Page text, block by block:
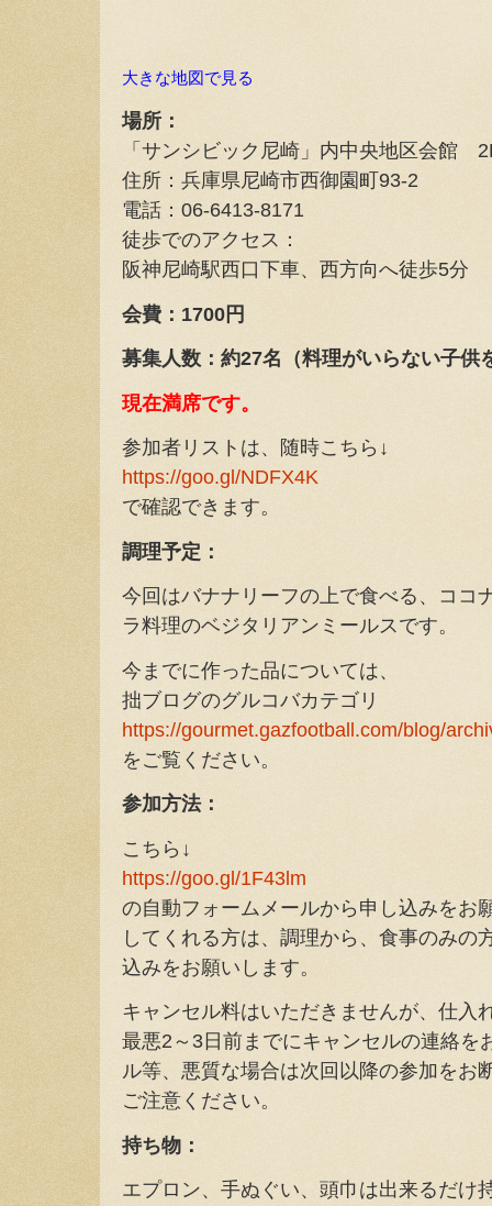
大きな地図で見る
場所：
「サンシビック尼崎」内中央地区会館
住所：兵庫県尼崎市西御園町93-2
電話：06-6413-8171
徒歩でのアクセス：
阪神尼崎駅西口下車、西方向へ徒歩5分
会費：1700円
募集人数：約27名（料理がいらない子供
現在満席です。
参加者リストは、随時こちら↓
https://goo.gl/NDFX4K
で確認できます。
調理予定：
今回はバナナリーフの上で食べる、ココ
ラ料理のベジタリアンミールスです。
今までに作った品については、
拙ブログのグルコバカテゴリ
https://gourmet.gazfootball.com/blog/
をご覧ください。
参加方法：
こちら↓
https://goo.gl/1F43lm
の自動フォームメールから申し込みをお
してくれる方は、調理から、食事のみの
込みをお願いします。
キャンセル料はいただきませんが、仕入
最悪2～3日前までにキャンセルの連絡を
ル等、悪質な場合は次回以降の参加をお
ご注意ください。
持ち物：
エプロン、手ぬぐい、頭巾は出来るだけ